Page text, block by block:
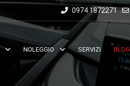
0974 1872271
NOLEGGIO SERVIZI BLOG